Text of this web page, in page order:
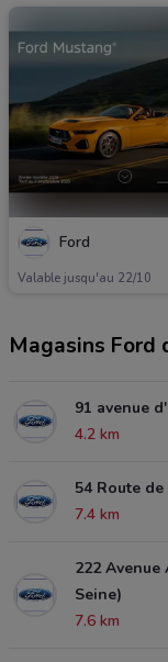
Ford
Valable jusqu'au 22/10
Magasins Ford
91 avenue
4.2 km
54 Route
7.4 km
222
Seine)
7.6 km